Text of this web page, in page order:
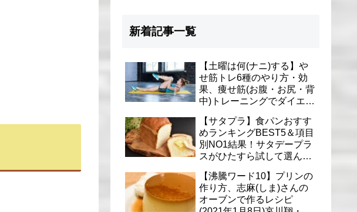
新着記事一覧
【土曜は何(ナニ)する】や
せ筋トレ6種のやり方・効
果、痩せ筋(お腹・お尻・背
中)トレーニングでダイエッ
【サタプラ】食パンおすす
めランキングBEST5＆項目
別NO1結果！サタデープラ
スがひたすら試して選んだ
【沸騰ワード10】プリンの
作り方、志麻(しま)さんの
オーブンで作るレシピ